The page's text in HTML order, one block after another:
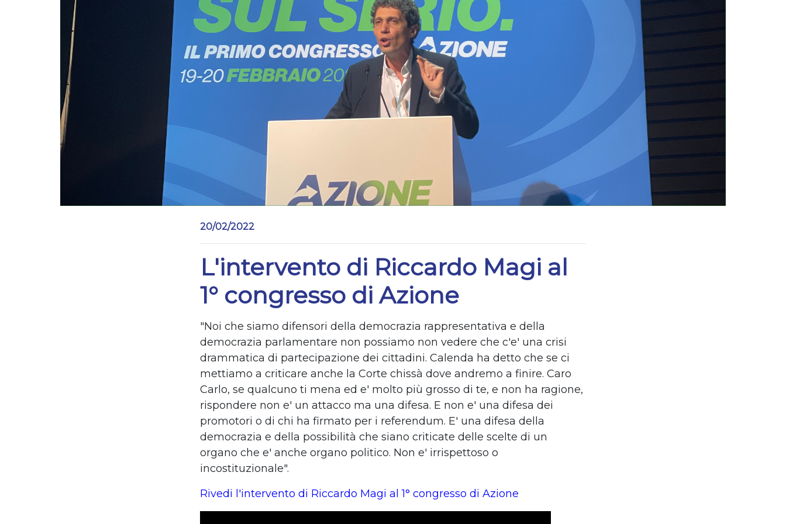
20/02/2022
L'intervento di Riccardo Magi al
1° congresso di Azione
"Noi che siamo difensori della democrazia rappresentativa e della
democrazia parlamentare non possiamo non vedere che c'e' una crisi
drammatica di partecipazione dei cittadini. Calenda ha detto che se ci
mettiamo a criticare anche la Corte chissà dove andremo a finire. Caro
Carlo, se qualcuno ti mena ed e' molto più grosso di te, e non ha ragione,
rispondere non e' un attacco ma una difesa. E non e' una difesa dei
promotori o di chi ha firmato per i referendum. E' una difesa della
democrazia e della possibilità che siano criticate delle scelte di un
organo che e' anche organo politico. Non e' irrispettoso o
incostituzionale".
Rivedi l'intervento di Riccardo Magi al 1° congresso di Azione